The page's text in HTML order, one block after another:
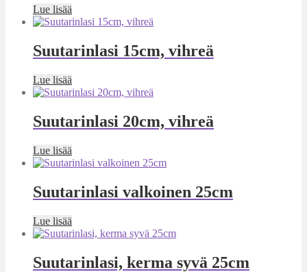
Lue lisää
Suutarinlasi 15cm, vihreä
Lue lisää
Suutarinlasi 20cm, vihreä
Lue lisää
Suutarinlasi valkoinen 25cm
Lue lisää
Suutarinlasi, kerma syvä 25cm